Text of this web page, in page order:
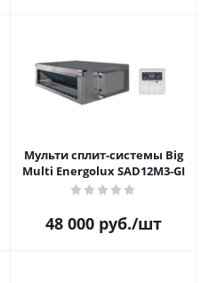
Мульти сплит-системы Big
Multi Energolux SAD12M3-GI
48 000руб./шт